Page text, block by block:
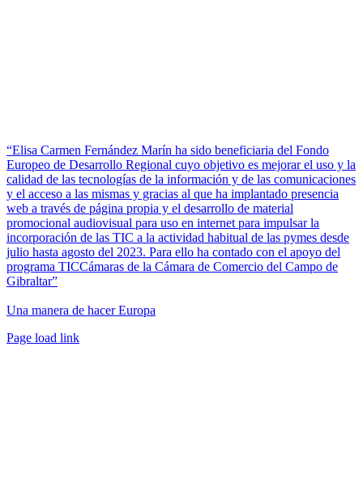
“Elisa Carmen Fernández Marín ha sido beneficiaria del Fondo
Europeo de Desarrollo Regional cuyo objetivo es mejorar el uso y la
calidad de las tecnologías de la información y de las comunicaciones
y el acceso a las mismas y gracias al que ha implantado presencia
web a través de página propia y el desarrollo de material
promocional audiovisual para uso en internet para impulsar la
incorporación de las TIC a la actividad habitual de las pymes desde
julio hasta agosto del 2023. Para ello ha contado con el apoyo del
programa TICCámaras de la Cámara de Comercio del Campo de
Gibraltar”
Una manera de hacer Europa
Facebook
Twitter
Instagram
Pinterest
Page load link